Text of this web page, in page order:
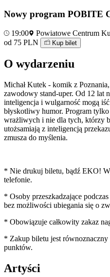
Nowy program POBITE
19:00
Powiatowe Centrum
od 75 PLN
Kup bilet
O wydarzeniu
Michał Kutek - komik z
zawodowy stand-uper. Od 12 lat
inteligencja i wulgarność mogą
błyskotliwy humor. Program
wrażliwych i nie dla tych, którzy
utożsamiają z inteligencją
zmusza do myślenia.
* Nie drukuj biletu, bądź EKO!
telefonie.
* Osoby przeszkadzające
bez możliwości ubiegania się o
* Obowiązuje całkowity zakaz
* Zakup biletu jest równoznaczny
punktów.
Artyści